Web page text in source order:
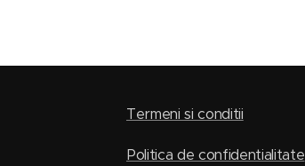
Termeni si conditii
Politica de confidentialitate